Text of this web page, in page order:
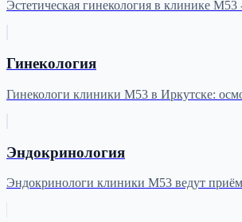
Эстетическая гинекология в клинике
Гинекология
Гинекологи клиники М53 в Иркутске:
Эндокринология
Эндокринологи клиники М53 ведут